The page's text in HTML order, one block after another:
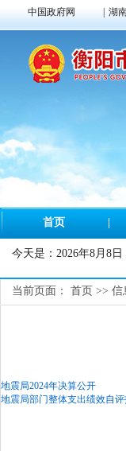
中国政府网 湖
首页
今天是： 2026年8月8
当前页面： 首页 >> 信
地震局2024年决算公开
地震局部门整体支出绩效自